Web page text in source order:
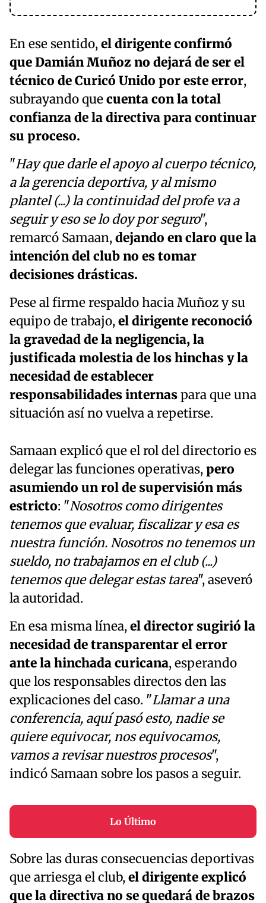
En ese sentido,el dirigente confirmó
que Damián Muñoz no dejará de ser el
técnico de Curicó Unido por este error,
subrayando quecuenta con la total
confianza de la directiva para continuar
su proceso.
"Hay que darle el apoyo al cuerpo técnico,
a la gerencia deportiva, y al mismo
plantel (...) la continuidad del profe va a
seguir y eso se lo doy por seguro",
remarcó Samaan,dejando en claro que la
intención del club no es tomar
decisiones drásticas.
Pese al firme respaldo hacia Muñoz y su
equipo de trabajo,el dirigente reconoció
la gravedad de la negligencia, la
justificada molestia de los hinchas y la
necesidad de establecer
responsabilidades internaspara que una
situación así no vuelva a repetirse.
Samaan explicó que el rol del directorio es
delegar las funciones operativas,pero
asumiendo un rol de supervisión más
estricto: "Nosotros como dirigentes
tenemos que evaluar, fiscalizar y esa es
nuestra función. Nosotros no tenemos un
sueldo, no trabajamos en el club (...)
tenemos que delegar estas tarea", aseveró
la autoridad.
En esa misma línea,el director sugirió la
necesidad de transparentar el error
ante la hinchada curicana, esperando
que los responsables directos den las
explicaciones del caso. "Llamar a una
conferencia, aquí pasó esto, nadie se
quiere equivocar, nos equivocamos,
vamos a revisar nuestros procesos",
indicó Samaan sobre los pasos a seguir.
Lo Último
Sobre las duras consecuencias deportivas
que arriesga el club,el dirigente explicó
que la directiva no se quedará de brazos